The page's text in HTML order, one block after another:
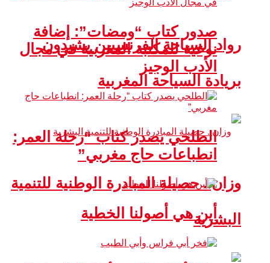
رواد السياحة الفرنسيين يشيدون
بريادة السياحة المغربية
وزان.. حصيلة المبادرة الوطنية للتنمية
البشرية
صدور كتاب “ومضات”: إضافة
نوعية للمكتبة المغربية في مجال
الأدب الوجيز
الطلحي يصدر كتاب “رحلة العمر:
انطباعات حاج مغربي”
أين هي أصولنا الخطية